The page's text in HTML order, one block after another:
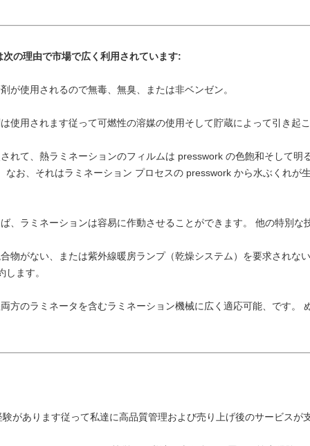
の理由で市場で広く利用されています:
が使用されるので無毒、無臭、または非ベンゼン。
使用されます従って可燃性の溶媒の使用そして貯蔵によって引き起
れて、熱ラミネーションのフィルムは presswork の色飽和そして明
なお、それはラミネーション プロセスの presswork から水ぶくれが
、ラミネーションは容易に作動させることができます。 他の特別な
物がない、または紫外線暖房ランプ（乾燥システム）を要求されな
ます。
方のラミネータを含むラミネーション機械に広く適応可能、です。
があります従って私達に高品質管理および売り上げ後のサービスが